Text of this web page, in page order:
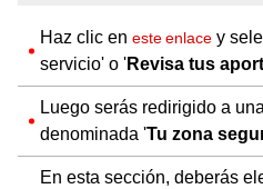
Haz clic en este enlace y
servicio' o 'Revisa tus
Luego serás redirigido a
denominada 'Tu zona
En esta sección, deberás